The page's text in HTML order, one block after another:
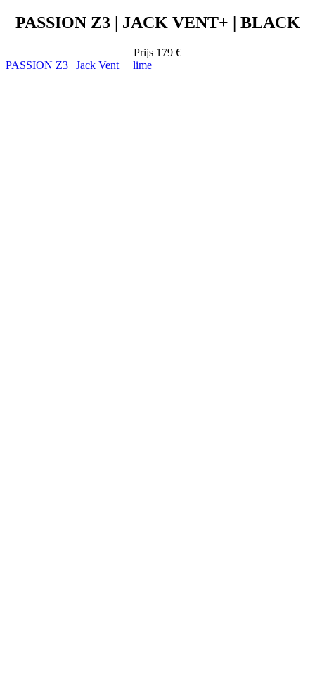
PASSION Z3 | JACK VENT+ | BLACK
Prijs 179 €
PASSION Z3 | Jack Vent+ | lime